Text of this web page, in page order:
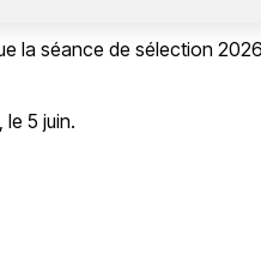
la séance de sélection
5 juin.